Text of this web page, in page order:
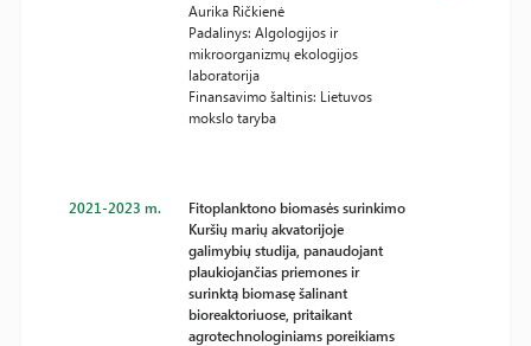
Aurika Ričkienė
Padalinys: Algologijos ir
mikroorganizmų ekologijos
laboratorija
Finansavimo šaltinis: Lietuvos
mokslo taryba
2021-2023 m.
Fitoplanktono biomasės surinkimo
Kuršių marių akvatorijoje
galimybių studija, panaudojant
plaukiojančias priemones ir
surinktą biomasę šalinant
bioreaktoriuose, pritaikant
agrotechnologiniams poreikiams